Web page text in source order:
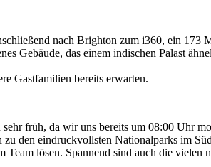
nach Brighton zum i360, ein 173
Gebäude, das einem indischen Palast
Gastfamilien bereits erwarten.
früh, da wir uns bereits um 08:00 Uhr
den eindruckvollsten Nationalparks im
lösen. Spannend sind auch die vielen